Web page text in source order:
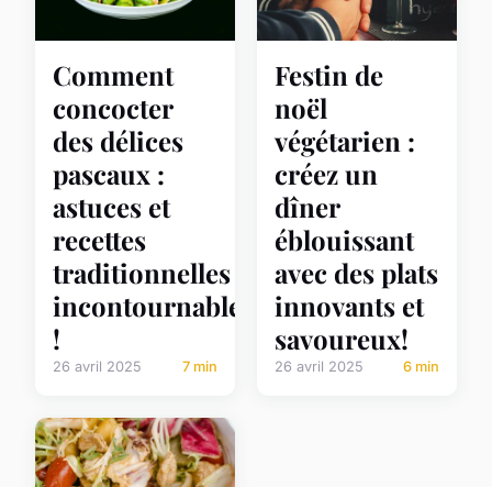
Comment
concocter
des délices
pascaux :
astuces et
recettes
traditionnelles
incontournables
!
26 avril 2025 7 min
Festin de
noël
végétarien :
créez un
dîner
éblouissant
avec des plats
innovants et
savoureux!
26 avril 2025 6 min